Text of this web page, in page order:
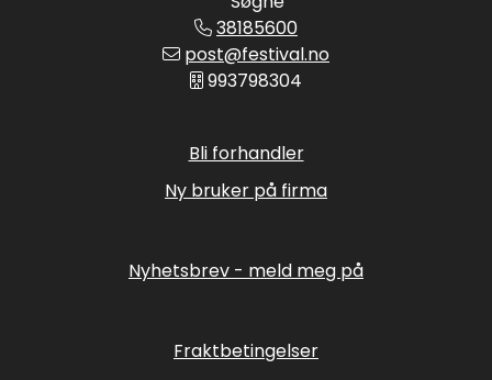
38185600
post@festival.no
993798304
Bli forhandler
Ny bruker på firma
Nyhetsbrev - meld meg på
Fraktbetingelser